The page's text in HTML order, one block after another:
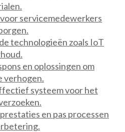
servicemedewerkers
technologieën zoals IoT
en oplossingen om
verhogen.
systeem voor het
en pas processen